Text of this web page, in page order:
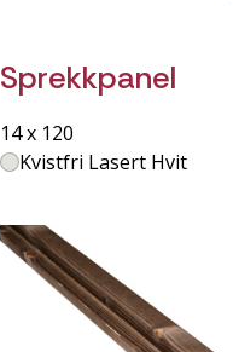
Sprekkpanel
14 x 120
Kvistfri Lasert Hvit